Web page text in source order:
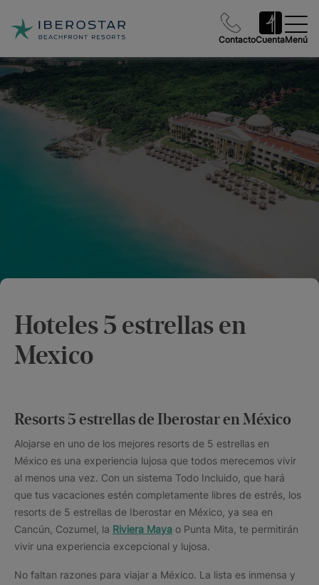
ContactoCuentaMenú
Hoteles 5 estrellas en
Mexico
Resorts 5 estrellas de Iberostar en México
Alojarse en uno de los mejores resorts de 5 estrellas en
México es una experiencia lujosa que todos merecemos vivir
al menos una vez. Con un sistema Todo Incluido, que hará
que tus vacaciones estén completamente libres de estrés, los
resorts de 5 estrellas de Iberostar en México, ya sea en
Cancún, Cozumel, la Riviera Maya o Punta Mita, te permitirán
vivir una experiencia excepcional y lujosa.
No faltan razones para viajar a México. La lista es inmensa y